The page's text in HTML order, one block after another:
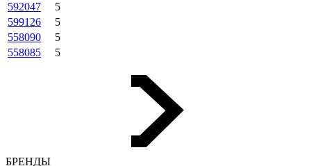
592047
5
599126
5
558090
5
558085
5
БРЕНДЫ